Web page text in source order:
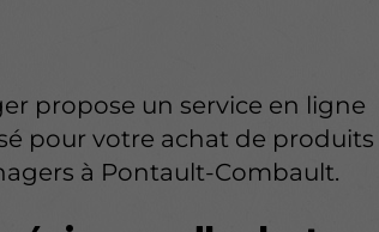
propose un service en ligne
pour votre achat de produits
à Pontault-Combault.